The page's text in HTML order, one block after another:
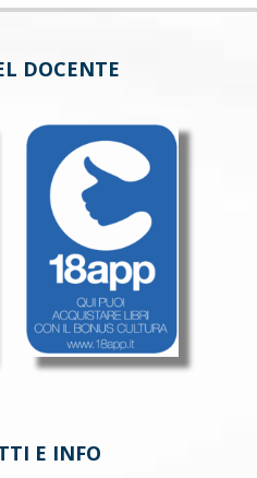
DOCENTE
E INFO